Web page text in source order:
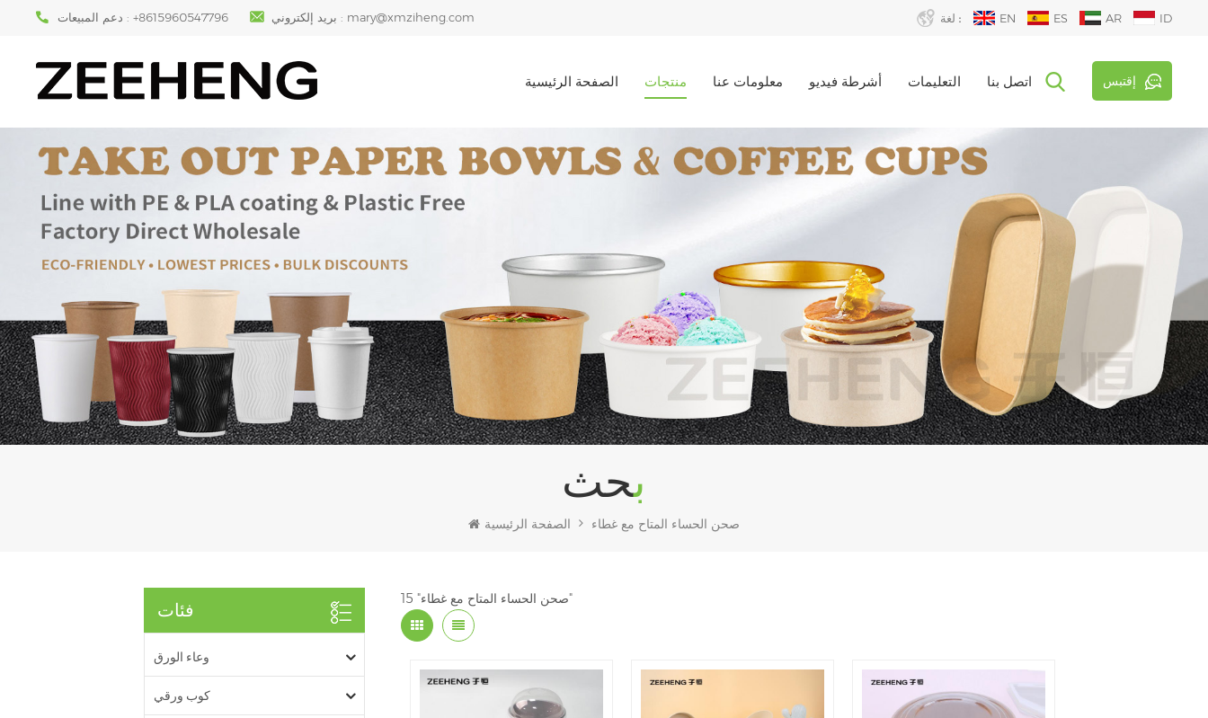
لغة : EN ES AR ID دعم المبيعات : +8615960547796 بريد إلكتروني : mary@xmziheng.com
إقتبس الصفحة الرئيسية منتجات معلومات عنا أشرطة فيديو التعليمات اتصل بنا
بحث
الصفحة الرئيسية صحن الحساء المتاح مع غطاء
فئات
وعاء الورق
كوب ورقي
15 "صحن الحساء المتاح مع غطاء"